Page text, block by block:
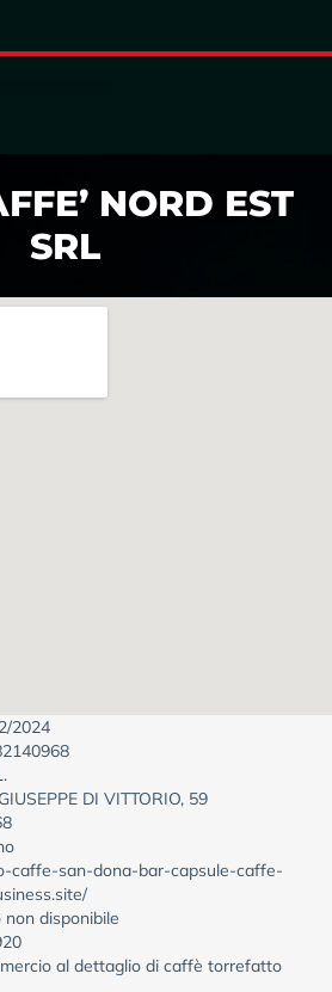
NORD EST
SRL
2024
DI VITTORIO, 59
caffe-san-dona-bar-capsule-caffe-
non disponibile
al dettaglio di caffè torrefatto